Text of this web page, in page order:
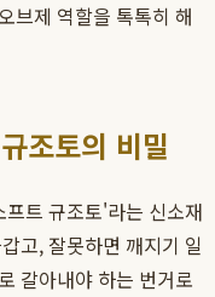
브제 역할을 톡톡히 해
조토의 비밀
트 규조토'라는 신소재
고, 잘못하면 깨지기 일
갈아내야 하는 번거로